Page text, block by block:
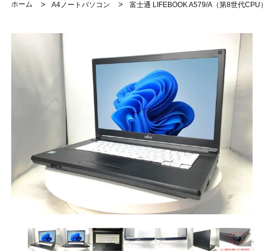
ホーム
> A4ノートパソコン > 富士通 LIFEBOOK A579/A（第8世代CPU